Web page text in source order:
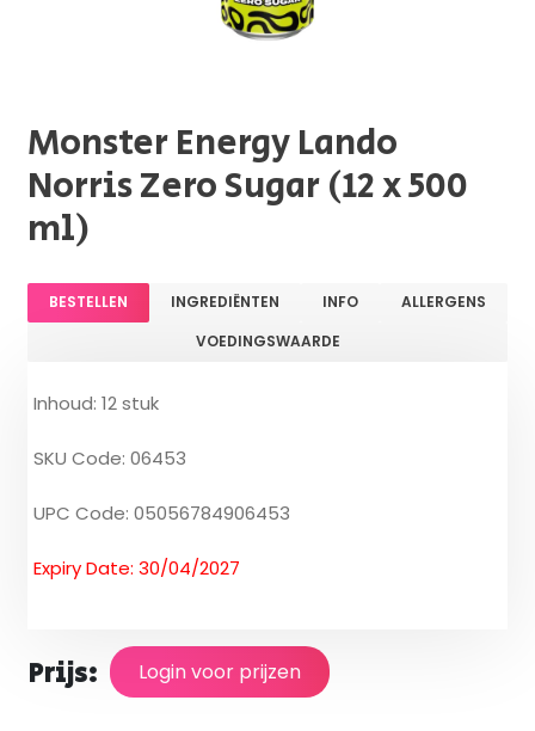
Monster Energy Lando
Norris Zero Sugar (12 x 500
ml)
BESTELLEN INGREDIËNTEN INFO
ALLERGENS
VOEDINGSWAARDE
Inhoud: 12 stuk
SKU Code: 06453
UPC Code: 05056784906453
Expiry Date: 30/04/2027
Prijs: Login voor prijzen